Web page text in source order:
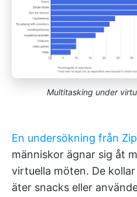
Multitasking under
En undersökning från
människor ägnar sig åt
virtuella möten. De
äter snacks eller